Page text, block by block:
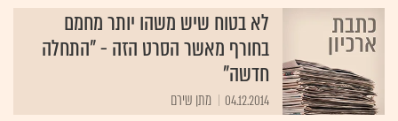
לא בטוח שיש משהו יותר מחמם
בחורף מאשר הסרט הזה - "התחלה
חדשה"
04.12.2014 מתן שירם